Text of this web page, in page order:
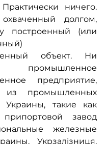
ничего.
долгом,
построенный (или
объект. Ни
промышленное
предприятие,
промышленных
Украины, такие как
завод
железные
Укрзалізниця.